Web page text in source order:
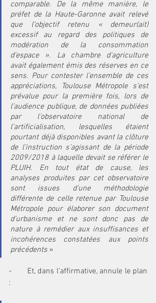
comparable. De la même manière, le
préfet de la Haute-Garonne avait relevé
que l’objectif retenu « demeur(ait)
excessif au regard des politiques de
modération de la consommation
d’espace ». La chambre d’agriculture
avait également émis des réserves en ce
sens. Pour contester l’ensemble de ces
appréciations, Toulouse Métropole s’est
prévalue pour la première fois, lors de
l’audience publique, de données publiées
par l’observatoire national de
l’artificialisation, lesquelles étaient
pourtant déjà disponibles avant la clôture
de l’instruction s’agissant de la période
2009/2018 à laquelle devait se référer le
PLUIH. En tout état de cause, les
analyses produites par cet observatoire
sont issues d’une méthodologie
différente de celle retenue par Toulouse
Métropole pour élaborer son document
d’urbanisme et ne sont donc pas de
nature à remédier aux insuffisances et
incohérences constatées aux points
précédents »
-       Et, dans l’affirmative, annule le plan
: